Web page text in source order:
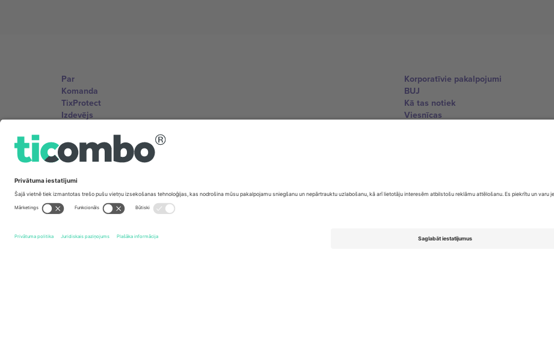
Par
Komanda
TixProtect
Izdevējs
Partneru programma
Korporatīvie pakalpojumi
BUJ
Kā tas notiek
Viesnīcas